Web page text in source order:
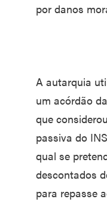
por danos
A autarquia
um acórdão
que
passiva do
qual se
descontados
para repasse